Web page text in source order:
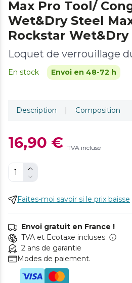
Max Pro Tool/
Wet&Dry Steel
Rockstar Wet&Dry
Loquet de verrouillage
En stock Envoi en 48-72 h
Description | Composition
16,90 € TVA incluse
Faites-moi savoir si le prix baisse
Envoi gratuit en France !
TVA et Ecotaxe incluses
2 ans de garantie
Modes de paiement.